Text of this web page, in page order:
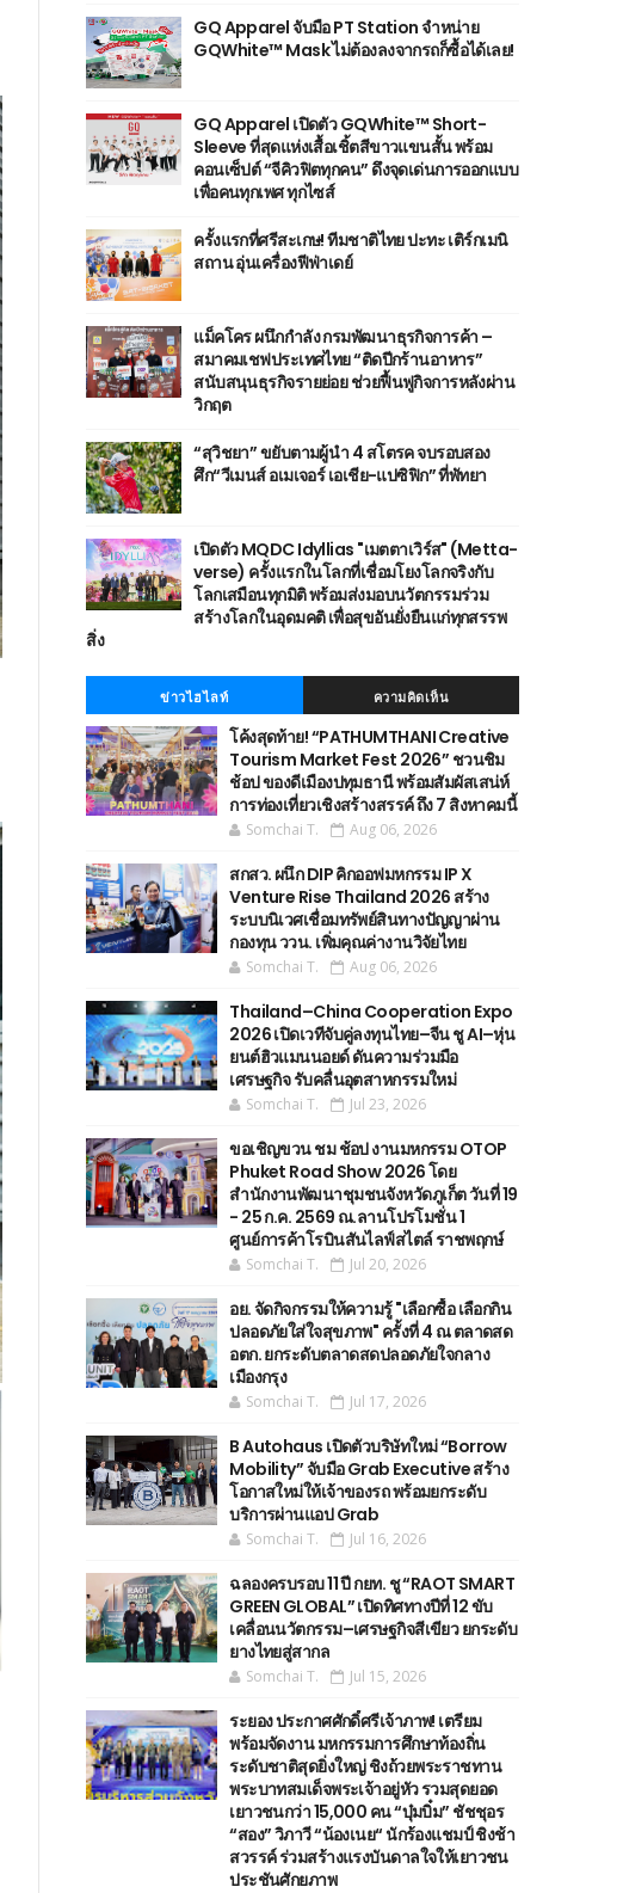
GQ Apparel จับมือ PT Station จำหน่าย
GQWhite™ Mask ไม่ต้องลงจากรถก็ซื้อได้เลย!
GQ Apparel เปิดตัว GQWhite™ Short-
Sleeve ที่สุดแห่งเสื้อเชิ้ตสีขาวแขนสั้น พร้อม
คอนเซ็ปต์ “จีคิวฟิตทุกคน” ดึงจุดเด่นการออกแบบ
เพื่อคนทุกเพศ ทุกไซส์
ครั้งแรกที่ศรีสะเกษ! ทีมชาติไทย ปะทะ เติร์กเมนิ
สถาน อุ่นเครื่องฟีฟ่าเดย์
แม็คโคร ผนึกกำลัง กรมพัฒนาธุรกิจการค้า –
สมาคมเชฟประเทศไทย “ติดปีกร้านอาหาร”
สนับสนุนธุรกิจรายย่อย ช่วยฟื้นฟูกิจการหลังผ่าน
วิกฤต
“สุวิชยา” ขยับตามผู้นำ 4 สโตรค จบรอบสอง
ศึก“วีเมนส์ อเมเจอร์ เอเชีย-แปซิฟิก” ที่พัทยา
เปิดตัว MQDC Idyllias "เมตตาเวิร์ส" (Metta-
verse) ครั้งแรกในโลกที่เชื่อมโยงโลกจริงกับ
โลกเสมือนทุกมิติ พร้อมส่งมอบนวัตกรรมร่วม
สร้างโลกในอุดมคติ เพื่อสุขอันยั่งยืนแก่ทุกสรรพ
สิ่ง
ข่าวไฮไลท์ ความคิดเห็น
โค้งสุดท้าย! “PATHUMTHANI Creative
Tourism Market Fest 2026” ชวนชิม
ช้อป ของดีเมืองปทุมธานี พร้อมสัมผัสเสน่ห์
การท่องเที่ยวเชิงสร้างสรรค์ ถึง 7 สิงหาคมนี้
Somchai T. Aug 06, 2026
สกสว. ผนึก DIP คิกออฟมหกรรม IP X
Venture Rise Thailand 2026 สร้าง
ระบบนิเวศเชื่อมทรัพย์สินทางปัญญาผ่าน
กองทุน ววน. เพิ่มคุณค่างานวิจัยไทย
Somchai T. Aug 06, 2026
Thailand–China Cooperation Expo
2026 เปิดเวทีจับคู่ลงทุนไทย–จีน ชู AI–หุ่น
ยนต์ฮิวแมนนอยด์ ดันความร่วมมือ
เศรษฐกิจ รับคลื่นอุตสาหกรรมใหม่
Somchai T. Jul 23, 2026
ขอเชิญขวน ชม ช้อป งานมหกรรม OTOP
Phuket Road Show 2026 โดย
สำนักงานพัฒนาชุมชนจังหวัดภูเก็ต วันที่ 19
- 25 ก.ค. 2569 ณ.ลานโปรโมชั่น 1
ศูนย์การค้าโรบินสันไลฟ์สไตล์ ราชพฤกษ์
Somchai T. Jul 20, 2026
อย. จัดกิจกรรมให้ความรู้ "เลือกซื้อ เลือกกิน
ปลอดภัยใส่ใจสุขภาพ" ครั้งที่ 4 ณ ตลาดสด
อตก. ยกระดับตลาดสดปลอดภัยใจกลาง
เมืองกรุง
Somchai T. Jul 17, 2026
B Autohaus เปิดตัวบริษัทใหม่ “Borrow
Mobility” จับมือ Grab Executive สร้าง
โอกาสใหม่ให้เจ้าของรถ พร้อมยกระดับ
บริการผ่านแอป Grab
Somchai T. Jul 16, 2026
ฉลองครบรอบ 11 ปี กยท. ชู “RAOT SMART
GREEN GLOBAL” เปิดทิศทางปีที่ 12 ขับ
เคลื่อนนวัตกรรม–เศรษฐกิจสีเขียว ยกระดับ
ยางไทยสู่สากล
Somchai T. Jul 15, 2026
ระยอง ประกาศศักดิ์ศรีเจ้าภาพ! เตรียม
พร้อมจัดงาน มหกรรมการศึกษาท้องถิ่น
ระดับชาติสุดยิ่งใหญ่ ชิงถ้วยพระราชทาน
พระบาทสมเด็จพระเจ้าอยู่หัว รวมสุดยอด
เยาวชนกว่า 15,000 คน “บุ๋มบิ๋ม” ชัชชุอร
“สอง” วิภาวี “น้องเนย“ นักร้องแชมป์ ชิงช้า
สวรรค์ ร่วมสร้างแรงบันดาลใจให้เยาวชน
ประชันศักยภาพ